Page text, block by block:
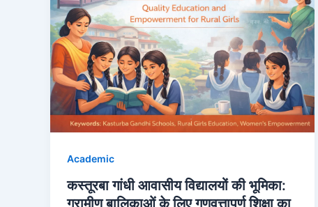
Academic
कस्तूरबा गांधी आवासीय विद्यालयों की भूमिका:
ग्रामीण बालिकाओं के लिए गुणवत्तापूर्ण शिक्षा का